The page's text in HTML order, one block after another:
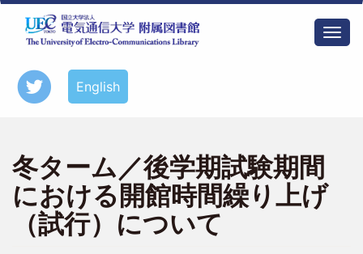
メ
移
English
冬ターム／後学期試験期間
における開館時間繰り上げ
（試行）について